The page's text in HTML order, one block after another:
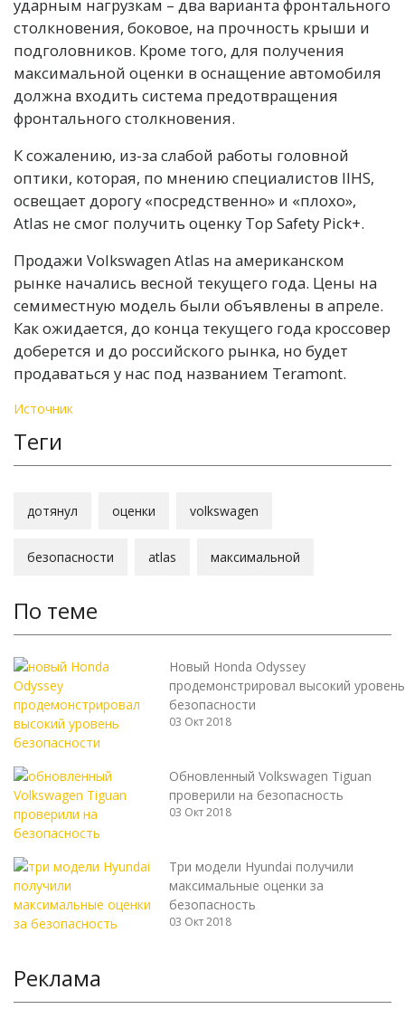
ударным нагрузкам – два варианта фронтального
столкновения, боковое, на прочность крыши и
подголовников. Кроме того, для получения
максимальной оценки в оснащение автомобиля
должна входить система предотвращения
фронтального столкновения.
К сожалению, из-за слабой работы головной
оптики, которая, по мнению специалистов IIHS,
освещает дорогу «посредственно» и «плохо»,
Atlas не смог получить оценку Top Safety Pick+.
Продажи Volkswagen Atlas на американском
рынке начались весной текущего года. Цены на
семиместную модель были объявлены в апреле.
Как ожидается, до конца текущего года кроссовер
доберется и до российского рынка, но будет
продаваться у нас под названием Teramont.
Источник
Теги
дотянул оценки volkswagen
безопасности atlas максимальной
По теме
Новый Honda Odyssey
продемонстрировал высокий уровень
безопасности
03 Окт 2018
Обновленный Volkswagen Tiguan
проверили на безопасность
03 Окт 2018
Три модели Hyundai получили
максимальные оценки за
безопасность
03 Окт 2018
Реклама